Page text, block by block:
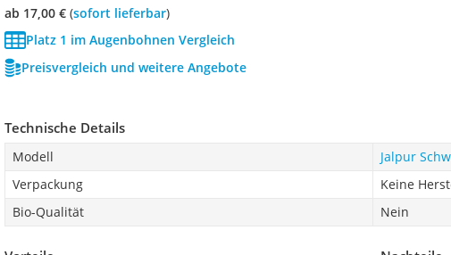
ab 17,00 €( Sofort lieferbar)
Platz 1 im Augenbohnen Vergleich
Preisvergleich und weitere Angebote
Technische Details
Modell
Jalpur
Verpackung
Keine
Bio-Qualität
Nein